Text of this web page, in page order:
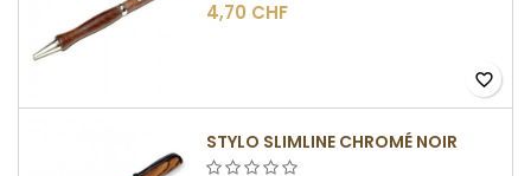
4,70 CHF
favorite_border
STYLO SLIMLINE CHROMÉ NOIR